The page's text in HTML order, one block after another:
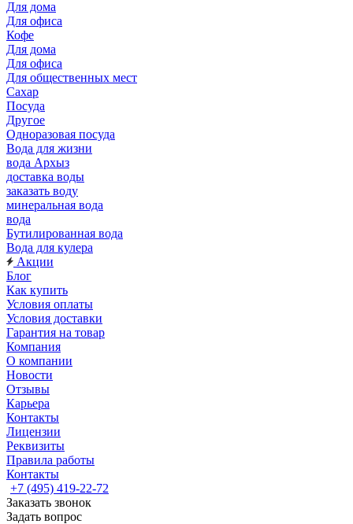
Для дома
Для офиса
Кофе
Для дома
Для офиса
Для общественных мест
Сахар
Посуда
Другое
Одноразовая посуда
Вода для жизни
вода Архыз
доставка воды
заказать воду
минеральная вода
вода
Бутилированная вода
Вода для кулера
Акции
Блог
Как купить
Условия оплаты
Условия доставки
Гарантия на товар
Компания
О компании
Новости
Отзывы
Карьера
Контакты
Лицензии
Реквизиты
Правила работы
Контакты
+7 (495) 419-22-72
Заказать звонок
Задать вопрос